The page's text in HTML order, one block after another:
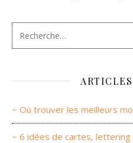
~ Où trouver les meilleurs
~ 6 idées de cartes,